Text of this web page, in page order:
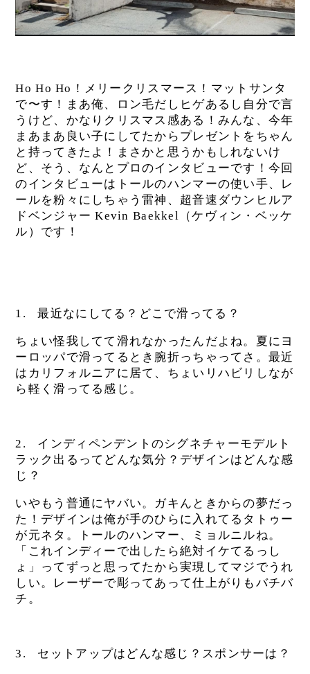
Ho Ho Ho！メリークリスマース！マットサンタ
で〜す！まあ俺、ロン毛だしヒゲあるし自分で言
うけど、かなりクリスマス感ある！みんな、今年
まあまあ良い子にしてたからプレゼントをちゃん
と持ってきたよ！まさかと思うかもしれないけ
ど、そう、なんとプロのインタビューです！今回
のインタビューはトールのハンマーの使い手、レ
ールを粉々にしちゃう雷神、超音速ダウンヒルア
ドベンジャー Kevin Baekkel（ケヴィン・ベッケ
ル）です！
1. 最近なにしてる？どこで滑ってる？
ちょい怪我してて滑れなかったんだよね。夏にヨ
ーロッパで滑ってるとき腕折っちゃってさ。最近
はカリフォルニアに居て、ちょいリハビリしなが
ら軽く滑ってる感じ。
2.
インディペンデントのシグネチャーモデルト
ラック出るってどんな気分？デザインはどんな感
じ？
いやもう普通にヤバい。ガキんときからの夢だっ
た！デザインは俺が手のひらに入れてるタトゥー
が元ネタ。トールのハンマー、ミョルニルね。
「これインディーで出したら絶対イケてるっし
ょ」ってずっと思ってたから実現してマジでうれ
しい。レーザーで彫ってあって仕上がりもバチバ
チ。
3. セットアップはどんな感じ？スポンサーは？